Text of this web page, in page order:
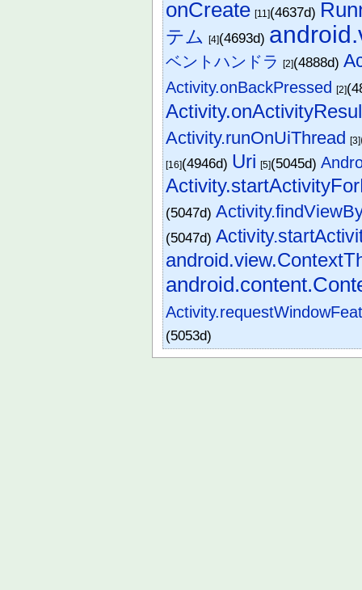
onCreate [11](4637d)
テム [4](4693d)
ベントハンドラ [2](4888d)
Activity.onBackPressed [2]
Activity.runOnUiThread [3]
[16](4946d) Uri [5](5045d)
(5047d)
(5047d)
(5053d)